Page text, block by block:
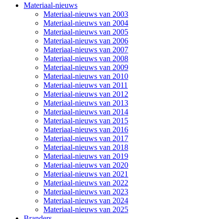
Materiaal-nieuws
Materiaal-nieuws van 2003
Materiaal-nieuws van 2004
Materiaal-nieuws van 2005
Materiaal-nieuws van 2006
Materiaal-nieuws van 2007
Materiaal-nieuws van 2008
Materiaal-nieuws van 2009
Materiaal-nieuws van 2010
Materiaal-nieuws van 2011
Materiaal-nieuws van 2012
Materiaal-nieuws van 2013
Materiaal-nieuws van 2014
Materiaal-nieuws van 2015
Materiaal-nieuws van 2016
Materiaal-nieuws van 2017
Materiaal-nieuws van 2018
Materiaal-nieuws van 2019
Materiaal-nieuws van 2020
Materiaal-nieuws van 2021
Materiaal-nieuws van 2022
Materiaal-nieuws van 2023
Materiaal-nieuws van 2024
Materiaal-nieuws van 2025